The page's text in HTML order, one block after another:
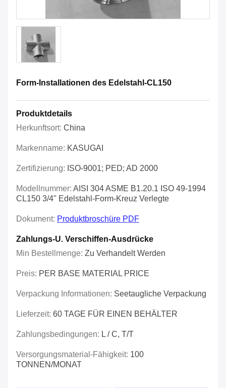
Form-Installationen des Edelstahl-CL150
Produktdetails
Herkunftsort: China
Markenname: KASUGAI
Zertifizierung: ISO-9001; PED; AD 2000
Modellnummer: AISI 304 ASME B1.20.1 ISO 49-1994
CL150 3/4" Edelstahl-Form-Kreuz Verlegte
Dokument: Produktbroschüre PDF
Zahlungs-U. Verschiffen-Ausdrücke
Min Bestellmenge: Zu Verhandelt Werden
Preis: PER BASE MATERIAL PRICE
Verpackung Informationen: Seetaugliche Verpackung
Lieferzeit: 60 TAGE FÜR EINEN BEHÄLTER
Zahlungsbedingungen: L / C, T/T
Versorgungsmaterial-Fähigkeit: 100
TONNEN/MONAT